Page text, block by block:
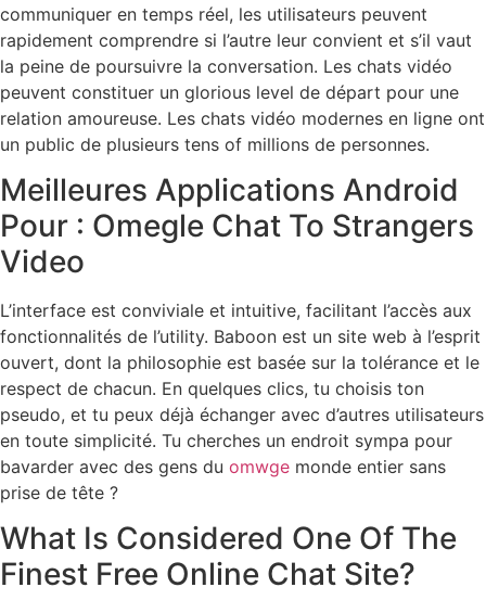
communiquer en temps réel, les utilisateurs peuvent
rapidement comprendre si l’autre leur convient et s’il vaut
la peine de poursuivre la conversation. Les chats vidéo
peuvent constituer un glorious level de départ pour une
relation amoureuse. Les chats vidéo modernes en ligne ont
un public de plusieurs tens of millions de personnes.
Meilleures Applications Android
Pour : Omegle Chat To Strangers
Video
L’interface est conviviale et intuitive, facilitant l’accès aux
fonctionnalités de l’utility. Baboon est un site web à l’esprit
ouvert, dont la philosophie est basée sur la tolérance et le
respect de chacun. En quelques clics, tu choisis ton
pseudo, et tu peux déjà échanger avec d’autres utilisateurs
en toute simplicité. Tu cherches un endroit sympa pour
bavarder avec des gens du omwge monde entier sans
prise de tête ?
What Is Considered One Of The
Finest Free Online Chat Site?